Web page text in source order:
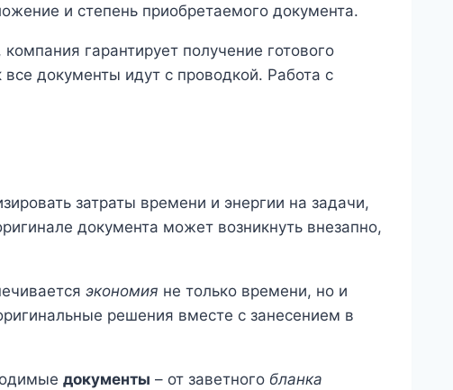
и степень приобретаемого документа.
гарантирует получение готового
документы идут с проводкой. Работа с
затраты времени и энергии на задачи,
документа может возникнуть внезапно,
экономия не только времени, но и
решения вместе с занесением в
документы – от заветного бланка